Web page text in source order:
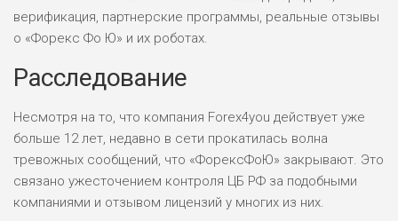
верификация, партнерские программы, реальные отзывы
о «Форекс Фо Ю» и их роботах.
Расследование
Несмотря на то, что компания Forex4you действует уже
больше 12 лет, недавно в сети прокатилась волна
тревожных сообщений, что «ФорексФоЮ» закрывают. Это
связано ужесточением контроля ЦБ РФ за подобными
компаниями и отзывом лицензий у многих из них.